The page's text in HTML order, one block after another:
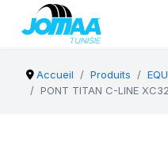
Accueil Produits
PONT TITAN C-LINE